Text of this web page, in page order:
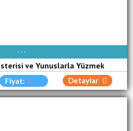
EVERY DAY
ve Yunuslarla Yüzmek
Fiyat: Detaylar